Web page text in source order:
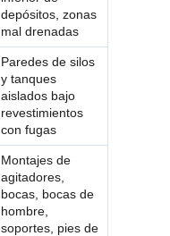
depósitos, zonas
mal drenadas
Paredes de silos
y tanques
aislados bajo
revestimientos
con fugas
Montajes de
agitadores,
bocas, bocas de
hombre,
soportes, pies de